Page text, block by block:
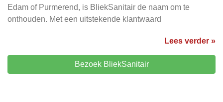
Edam of Purmerend, is BliekSanitair de naam om te
onthouden. Met een uitstekende klantwaard
Lees verder »
Bezoek BliekSanitair